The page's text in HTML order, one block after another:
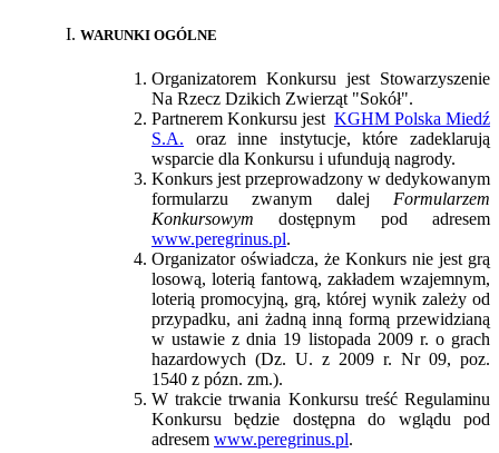
WARUNKI OGÓLNE
Organizatorem Konkursu jest Stowarzyszenie
Na Rzecz Dzikich Zwierząt "Sokół".
Partnerem Konkursu jest KGHM Polska Miedź
S.A. oraz inne instytucje, które zadeklarują
wsparcie dla Konkursu i ufundują nagrody.
Konkurs jest przeprowadzony w dedykowanym
formularzu zwanym dalej Formularzem
Konkursowym dostępnym pod adresem
www.peregrinus.pl.
Organizator oświadcza, że Konkurs nie jest grą
losową, loterią fantową, zakładem wzajemnym,
loterią promocyjną, grą, której wynik zależy od
przypadku, ani żadną inną formą przewidzianą
w ustawie z dnia 19 listopada 2009 r. o grach
hazardowych (Dz. U. z 2009 r. Nr 09, poz.
1540 z pózn. zm.).
W trakcie trwania Konkursu treść Regulaminu
Konkursu będzie dostępna do wglądu pod
adresem www.peregrinus.pl.